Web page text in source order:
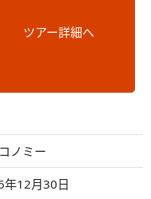
ツアー詳細へ
ノミー
12月30日